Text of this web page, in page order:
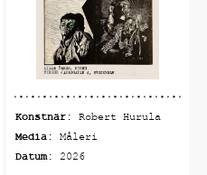
från
konstnärer
ut hos oss.
de tillfälliga
är till
köpas på
Konstnär: Robert Hurula
Media: Måleri
Datum: 2026